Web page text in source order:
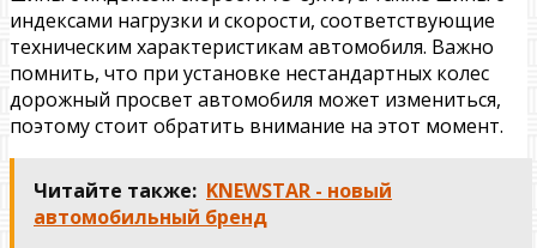
индексами нагрузки и скорости, соответствующие
техническим характеристикам автомобиля. Важно
помнить, что при установке нестандартных колес
дорожный просвет автомобиля может измениться,
поэтому стоит обратить внимание на этот момент.
Читайте также: KNEWSTAR - новый
автомобильный бренд